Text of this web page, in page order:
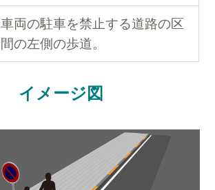
車両の駐車を禁止する道路の区
間の左側の歩道。
イメージ図